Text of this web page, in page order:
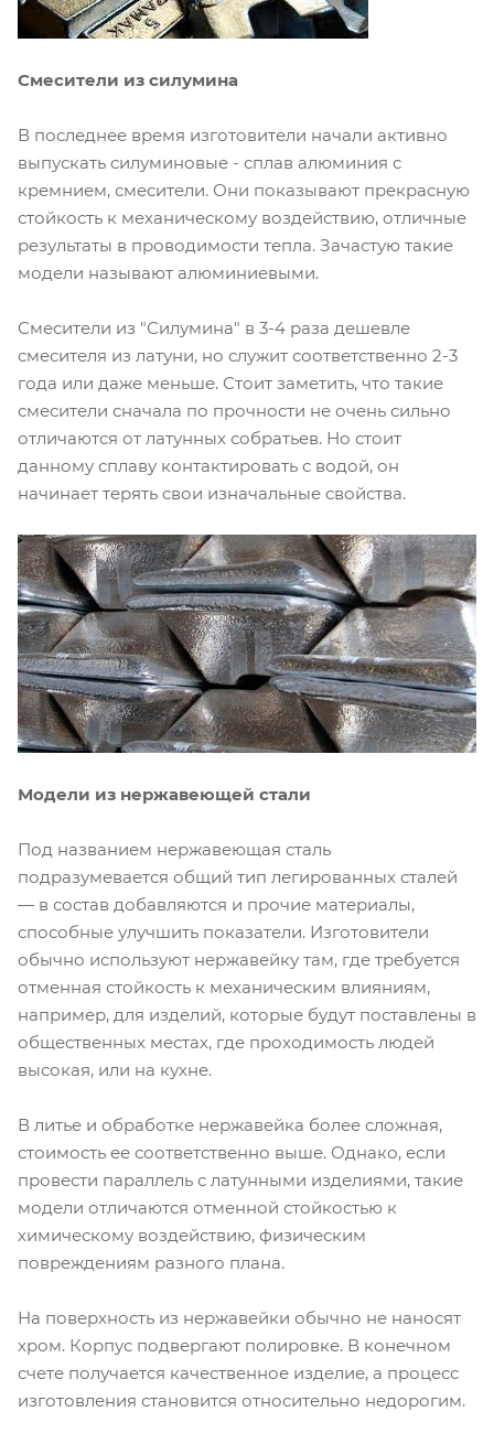
Смесители из силумина
В последнее время изготовители начали активно
выпускать силуминовые - сплав алюминия с
кремнием, смесители. Они показывают прекрасную
стойкость к механическому воздействию, отличные
результаты в проводимости тепла. Зачастую такие
модели называют алюминиевыми.
Смесители из "Силумина" в 3-4 раза дешевле
смесителя из латуни, но служит соответственно 2-3
года или даже меньше. Стоит заметить, что такие
смесители сначала по прочности не очень сильно
отличаются от латунных собратьев. Но стоит
данному сплаву контактировать с водой, он
начинает терять свои изначальные свойства.
Модели из нержавеющей стали
Под названием нержавеющая сталь
подразумевается общий тип легированных сталей
— в состав добавляются и прочие материалы,
способные улучшить показатели. Изготовители
обычно используют нержавейку там, где требуется
отменная стойкость к механическим влияниям,
например, для изделий, которые будут поставлены в
общественных местах, где проходимость людей
высокая, или на кухне.
В литье и обработке нержавейка более сложная,
стоимость ее соответственно выше. Однако, если
провести параллель с латунными изделиями, такие
модели отличаются отменной стойкостью к
химическому воздействию, физическим
повреждениям разного плана.
На поверхность из нержавейки обычно не наносят
хром. Корпус подвергают полировке. В конечном
счете получается качественное изделие, а процесс
изготовления становится относительно недорогим.